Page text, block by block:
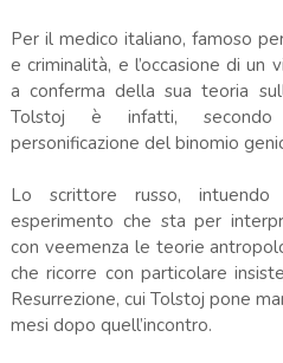
Per il medico italiano, famoso
e criminalità, e l’occasione di un
a conferma della sua teoria
Tolstoj è infatti,
personificazione del binomio
Lo scrittore russo,
esperimento che sta per
con veemenza le teorie
che ricorre con particolare
Resurrezione, cui Tolstoj pone
mesi dopo quell’incontro.